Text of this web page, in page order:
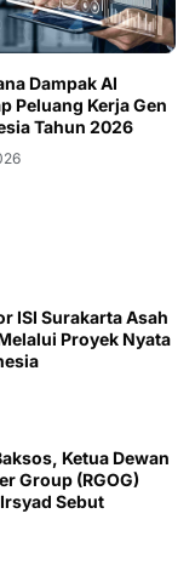
Dampak AI
Peluang Kerja Gen
Tahun 2026
ISI Surakarta Asah
Proyek Nyata
Ketua Dewan
Group (RGOG)
Sebut